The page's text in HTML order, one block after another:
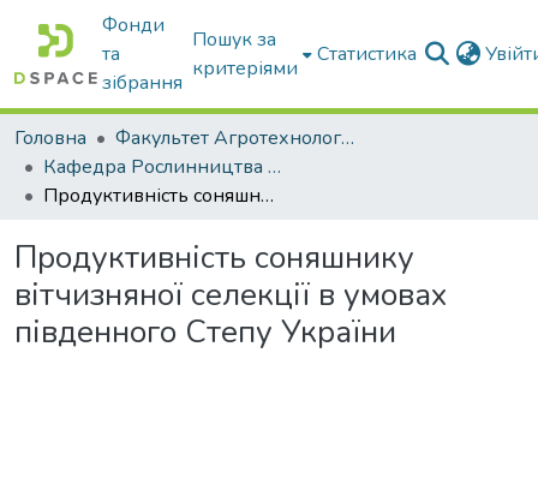
Фонди
та
зібрання
Пошук за
критеріями
Статистика
Головна
Факультет Агротехнологій та екології
Кафедра Рослинництва та садівництва ім. професора В.В. Калитки
Продуктивність соняшнику вітчизняної селекції в умовах південного Степу України
Продуктивність соняшнику
вітчизняної селекції в умовах
південного Степу України